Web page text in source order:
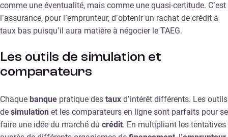
comme une éventualité, mais comme une quasi-certitude. C’est
l’assurance, pour l’emprunteur, d’obtenir un rachat de crédit à
taux bas puisqu’il aura matière à négocier le TAEG.
Les outils de simulation et
comparateurs
Chaque banque pratique des taux d’intérêt différents. Les outils
de simulation et les comparateurs en ligne sont parfaits pour se
faire une idée du marché du crédit. En multipliant les tentatives